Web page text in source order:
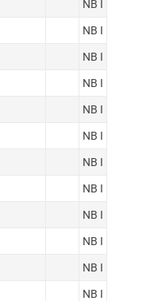
NB I
NB I
NB I
NB I
NB I
NB I
NB I
NB I
NB I
NB I
NB I
NB I